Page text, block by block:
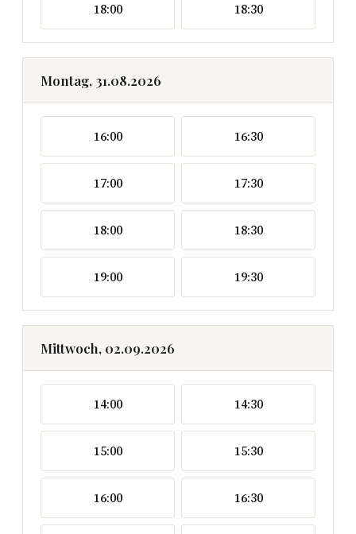
18:00 18:30
Montag, 31.08.2026
16:00 16:30
17:00 17:30
18:00 18:30
19:00 19:30
Mittwoch, 02.09.2026
14:00 14:30
15:00 15:30
16:00 16:30